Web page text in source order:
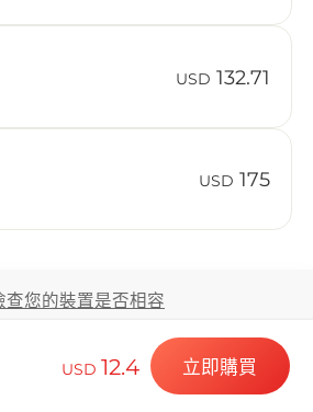
的目的
的
USD 132.71
USD 175
查您的裝置是否相容
USD 12.4 立即購買